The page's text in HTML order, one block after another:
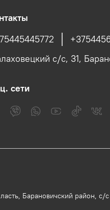
с/c, 31,
сети
Барановичский район, с/